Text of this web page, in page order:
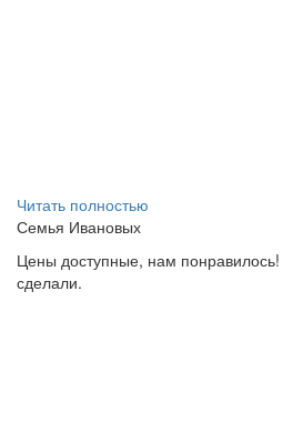
Читать полностью
Семья Ивановых
Цены доступные, нам
сделали.